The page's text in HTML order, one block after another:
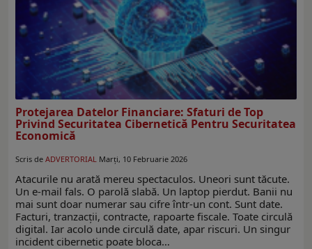
Protejarea Datelor Financiare: Sfaturi de Top
Privind Securitatea Cibernetică Pentru Securitatea
Economică
Scris de ADVERTORIAL Marți, 10 Februarie 2026
Atacurile nu arată mereu spectaculos. Uneori sunt tăcute.
Un e-mail fals. O parolă slabă. Un laptop pierdut. Banii nu
mai sunt doar numerar sau cifre într-un cont. Sunt date.
Facturi, tranzacții, contracte, rapoarte fiscale. Toate circulă
digital. Iar acolo unde circulă date, apar riscuri. Un singur
incident cibernetic poate bloca…